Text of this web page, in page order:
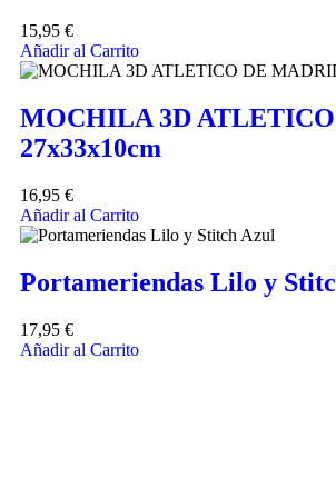
15,95 €
Añadir al Carrito
MOCHILA 3D
27x33x10cm
16,95 €
Añadir al Carrito
Portameriendas Lilo y
17,95 €
Añadir al Carrito